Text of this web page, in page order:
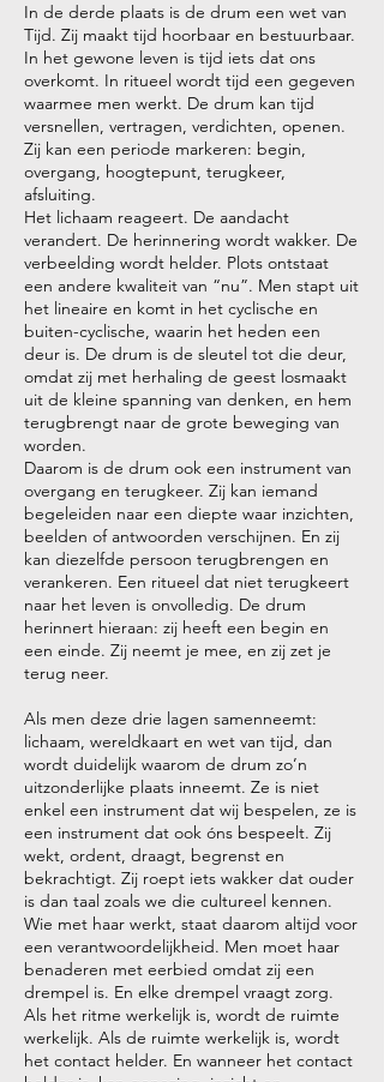
In de derde plaats is de drum een wet van
Tijd. Zij maakt tijd hoorbaar en bestuurbaar.
In het gewone leven is tijd iets dat ons
overkomt. In ritueel wordt tijd een gegeven
waarmee men werkt. De drum kan tijd
versnellen, vertragen, verdichten, openen.
Zij kan een periode markeren: begin,
overgang, hoogtepunt, terugkeer,
afsluiting.
Het lichaam reageert. De aandacht
verandert. De herinnering wordt wakker. De
verbeelding wordt helder. Plots ontstaat
een andere kwaliteit van “nu”. Men stapt uit
het lineaire en komt in het cyclische en
buiten-cyclische, waarin het heden een
deur is. De drum is de sleutel tot die deur,
omdat zij met herhaling de geest losmaakt
uit de kleine spanning van denken, en hem
terugbrengt naar de grote beweging van
worden.
Daarom is de drum ook een instrument van
overgang en terugkeer. Zij kan iemand
begeleiden naar een diepte waar inzichten,
beelden of antwoorden verschijnen. En zij
kan diezelfde persoon terugbrengen en
verankeren. Een ritueel dat niet terugkeert
naar het leven is onvolledig. De drum
herinnert hieraan: zij heeft een begin en
een einde. Zij neemt je mee, en zij zet je
terug neer.
Als men deze drie lagen samenneemt:
lichaam, wereldkaart en wet van tijd, dan
wordt duidelijk waarom de drum zo’n
uitzonderlijke plaats inneemt. Ze is niet
enkel een instrument dat wij bespelen, ze is
een instrument dat ook óns bespeelt. Zij
wekt, ordent, draagt, begrenst en
bekrachtigt. Zij roept iets wakker dat ouder
is dan taal zoals we die cultureel kennen.
Wie met haar werkt, staat daarom altijd voor
een verantwoordelijkheid. Men moet haar
benaderen met eerbied omdat zij een
drempel is. En elke drempel vraagt zorg.
Als het ritme werkelijk is, wordt de ruimte
werkelijk. Als de ruimte werkelijk is, wordt
het contact helder. En wanneer het contact